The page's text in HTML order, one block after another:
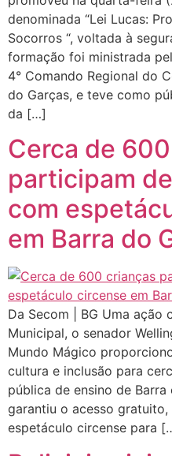
denominada “Lei Lucas:
Socorros “, voltada à
formação foi ministrada
4° Comando Regional do
do Garças, e teve como
da […]
Cerca de
participam
com
em Barra do
Da Secom | BG Uma ação
Municipal, o senador
Mundo Mágico
cultura e inclusão para
pública de ensino de
garantiu o acesso
espetáculo circense para